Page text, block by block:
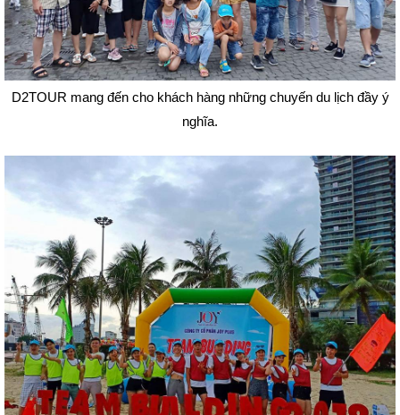
D2TOUR mang đến cho khách hàng những chuyến du lịch đầy ý
nghĩa.